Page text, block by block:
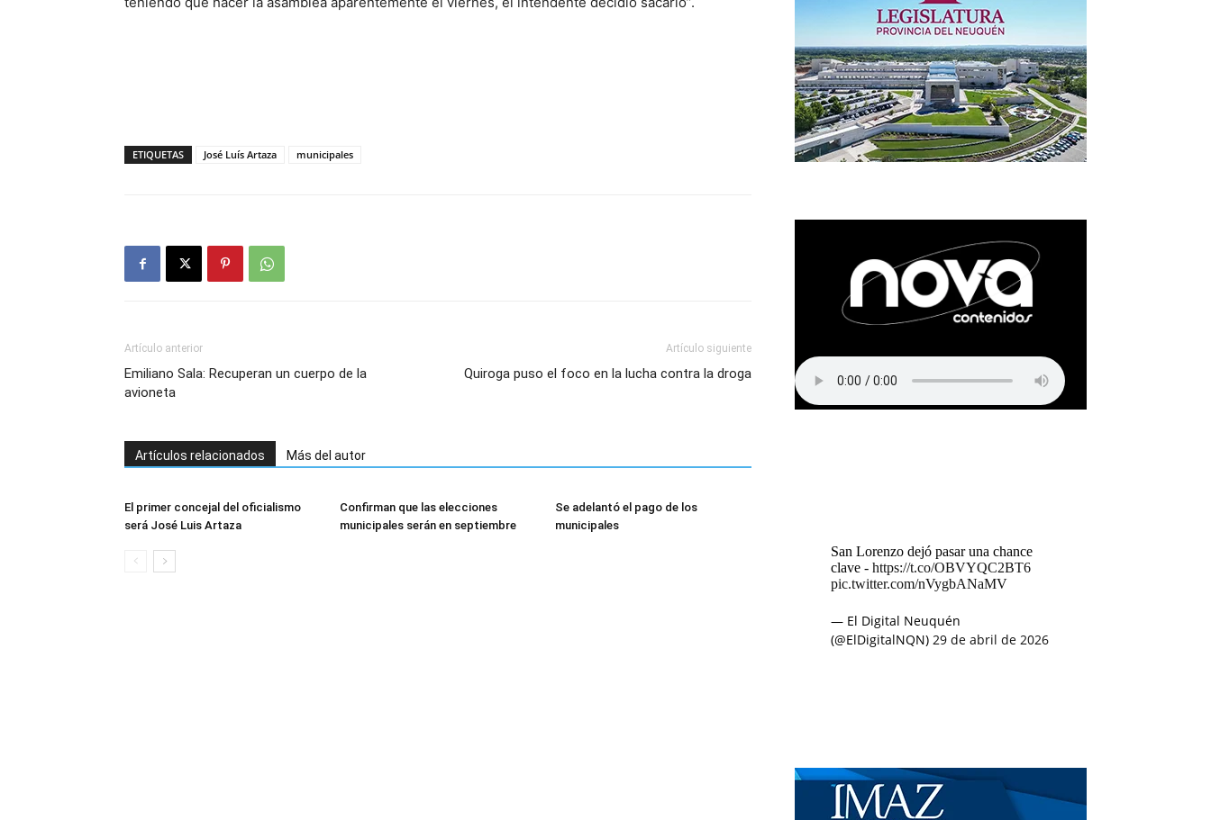
ETIQUETAS José Luís Artaza municipales
Artículo anterior
Emiliano Sala: Recuperan un cuerpo de la
avioneta
Artículo siguiente
Quiroga puso el foco en la lucha contra la droga
Artículos relacionados Más del autor
El primer concejal del oficialismo
será José Luis Artaza
Confirman que las elecciones
municipales serán en septiembre
Se adelantó el pago de los
municipales
San Lorenzo dejó pasar una chance
clave - https://t.co/OBVYQC2BT6
pic.twitter.com/nVygbANaMV
— El Digital Neuquén
(@ElDigitalNQN) 29 de abril de 2026